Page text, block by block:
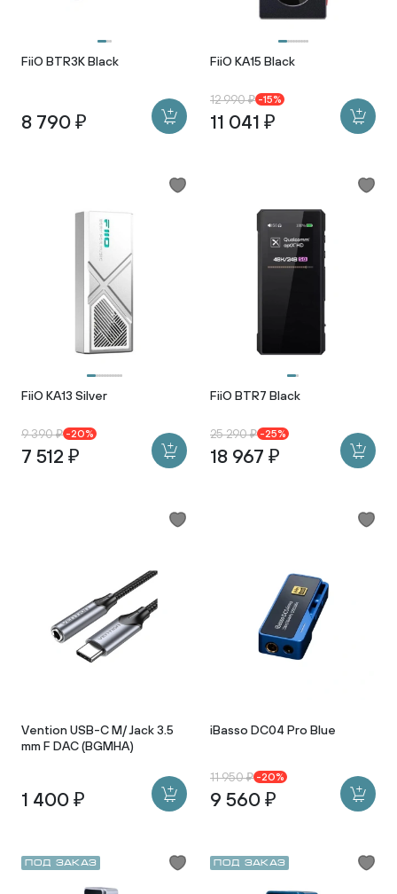
FiiO BTR3K Black
8 790 ₽
FiiO KA15 Black
12 990 ₽ -15%
11 041 ₽
FiiO KA13 Silver
9 390 ₽ -20%
7 512 ₽
FiiO BTR7 Black
25 290 ₽ -25%
18 967 ₽
Vention USB-C M/ Jack 3.5
mm F DAC (BGMHA)
1 400 ₽
iBasso DC04 Pro Blue
11 950 ₽ -20%
9 560 ₽
Под заказ Под заказ